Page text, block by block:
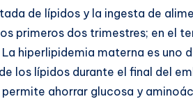
de lípidos y la ingesta de
primeros dos trimestres; en el
La hiperlipidemia materna es
los lípidos durante el final del
ahorrar glucosa y